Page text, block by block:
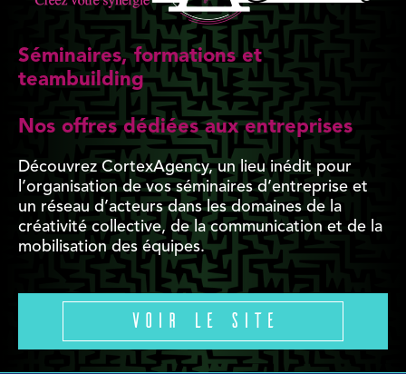
Séminaires, formations et
teambuilding
Nos offres dédiées aux entreprises
Découvrez CortexAgency, un lieu inédit pour
l’organisation de vos séminaires d’entreprise et
un réseau d’acteurs dans les domaines de la
créativité collective, de la communication et de la
mobilisation des équipes.
Voir le site